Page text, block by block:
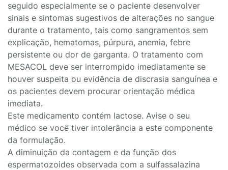
seguido especialmente se o paciente desenvolver
sinais e sintomas sugestivos de alterações no sangue
durante o tratamento, tais como sangramentos sem
explicação, hematomas, púrpura, anemia, febre
persistente ou dor de garganta. O tratamento com
MESACOL deve ser interrompido imediatamente se
houver suspeita ou evidência de discrasia sanguínea e
os pacientes devem procurar orientação médica
imediata.
Este medicamento contém lactose. Avise o seu
médico se você tiver intolerância a este componente
da formulação.
A diminuição da contagem e da função dos
espermatozoides observada com a sulfassalazina